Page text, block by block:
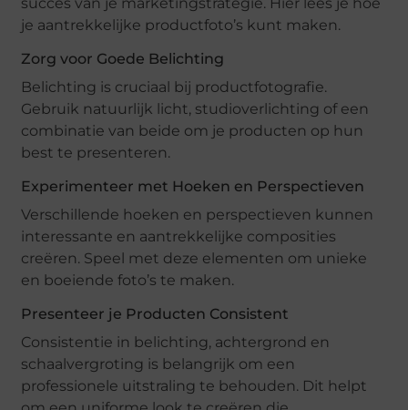
succes van je marketingstrategie. Hier lees je hoe
je aantrekkelijke productfoto’s kunt maken.
Zorg voor Goede Belichting
Belichting is cruciaal bij productfotografie.
Gebruik natuurlijk licht, studioverlichting of een
combinatie van beide om je producten op hun
best te presenteren.
Experimenteer met Hoeken en Perspectieven
Verschillende hoeken en perspectieven kunnen
interessante en aantrekkelijke composities
creëren. Speel met deze elementen om unieke
en boeiende foto’s te maken.
Presenteer je Producten Consistent
Consistentie in belichting, achtergrond en
schaalvergroting is belangrijk om een
professionele uitstraling te behouden. Dit helpt